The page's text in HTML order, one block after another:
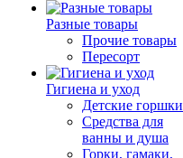
Разные товары
Прочие товары
Пересорт
Гигиена и уход
Детские горшки
Средства для
ванны и душа
Горки, гамаки,